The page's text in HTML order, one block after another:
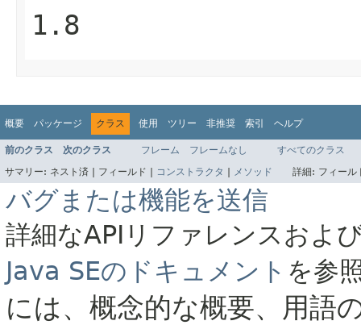
1.8
概要 パッケージ クラス 使用 ツリー 非推奨 索引 ヘルプ
前のクラス 次のクラス フレーム フレームなし
すべてのクラス
サマリー: ネスト済 | フィールド | コンストラクタ メソッド 詳細: フィー
バグまたは機能を送信
詳細なAPIリファレンスおよ
Java SEのドキュメント を参
には、概念的な概要、用語